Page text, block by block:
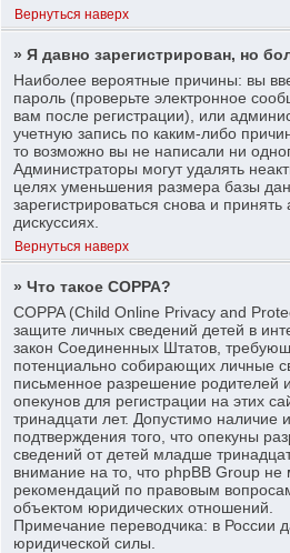
Вернуться наверх
» Я давно зарегистрирован, но
Наиболее вероятные причины: вы
пароль (проверьте электронное
вам после регистрации), или
учетную запись по каким-либо
то возможно вы не написали ни
Администраторы могут удалять
целях уменьшения размера базы
зарегистрироваться снова и принять
дискуссиях.
Вернуться наверх
» Что такое COPPA?
COPPA (Child Online Privacy and
защите личных сведений детей в
закон Соединенных Штатов,
потенциально собирающих личные
письменное разрешение родителей
опекунов для регистрации на этих
тринадцати лет. Допустимо наличие
подтверждения того, что опекуны
сведений от детей младше
внимание на то, что phpBB Group не
рекомендаций по правовым
объектом юридических отношений.
Примечание переводчика: в России
юридической силы.